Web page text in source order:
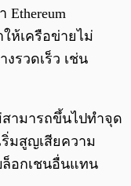
ห้เครือข่ายไม่
รวดเร็ว เช่น
ามารถขึ้นไปทำจุด
มสูญเสียความ
ล็อกเชนอื่นแทน